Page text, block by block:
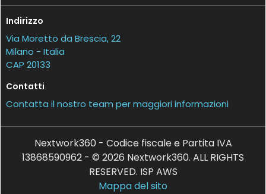
Indirizzo
Via Moretto da Brescia, 22
Milano - Italia
CAP 20133
Contatti
Contatta il nostro team per maggiori informazioni
Nextwork360 - Codice fiscale e Partita IVA
13868590962 - © 2026 Nextwork360. ALL RIGHTS
RESERVED. ISP AWS
Mappa del sito